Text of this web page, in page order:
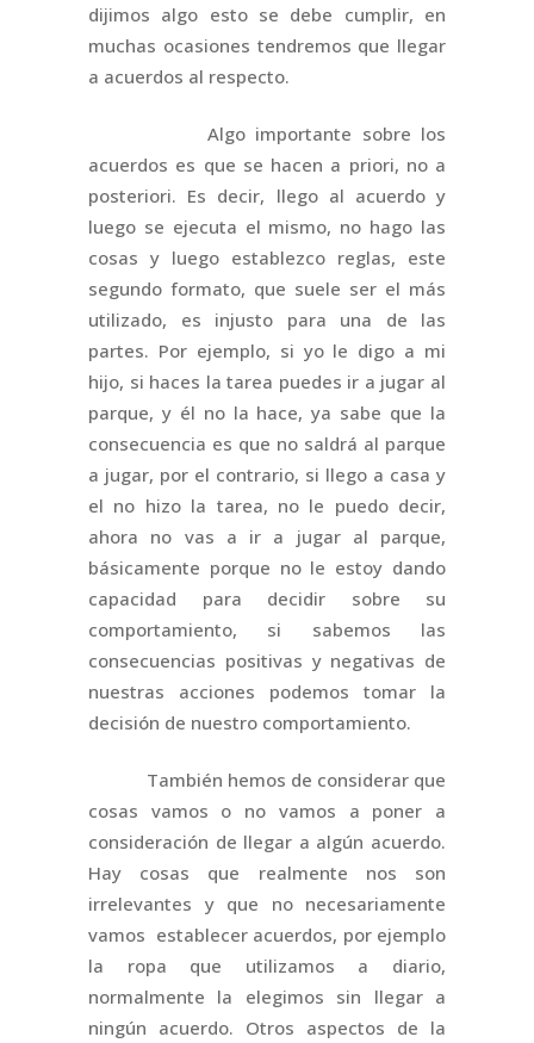
dijimos algo esto se debe cumplir, en
muchas ocasiones tendremos que llegar
a acuerdos al respecto.
Algo importante sobre los
acuerdos es que se hacen a priori, no a
posteriori. Es decir, llego al acuerdo y
luego se ejecuta el mismo, no hago las
cosas y luego establezco reglas, este
segundo formato, que suele ser el más
utilizado, es injusto para una de las
partes. Por ejemplo, si yo le digo a mi
hijo, si haces la tarea puedes ir a jugar al
parque, y él no la hace, ya sabe que la
consecuencia es que no saldrá al parque
a jugar, por el contrario, si llego a casa y
el no hizo la tarea, no le puedo decir,
ahora no vas a ir a jugar al parque,
básicamente porque no le estoy dando
capacidad para decidir sobre su
comportamiento, si sabemos las
consecuencias positivas y negativas de
nuestras acciones podemos tomar la
decisión de nuestro comportamiento.
También hemos de considerar que
cosas vamos o no vamos a poner a
consideración de llegar a algún acuerdo.
Hay cosas que realmente nos son
irrelevantes y que no necesariamente
vamos establecer acuerdos, por ejemplo
la ropa que utilizamos a diario,
normalmente la elegimos sin llegar a
ningún acuerdo. Otros aspectos de la